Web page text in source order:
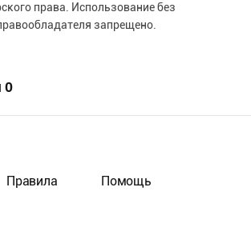
права. Использование без
запрещено.
0
Правила Помощь